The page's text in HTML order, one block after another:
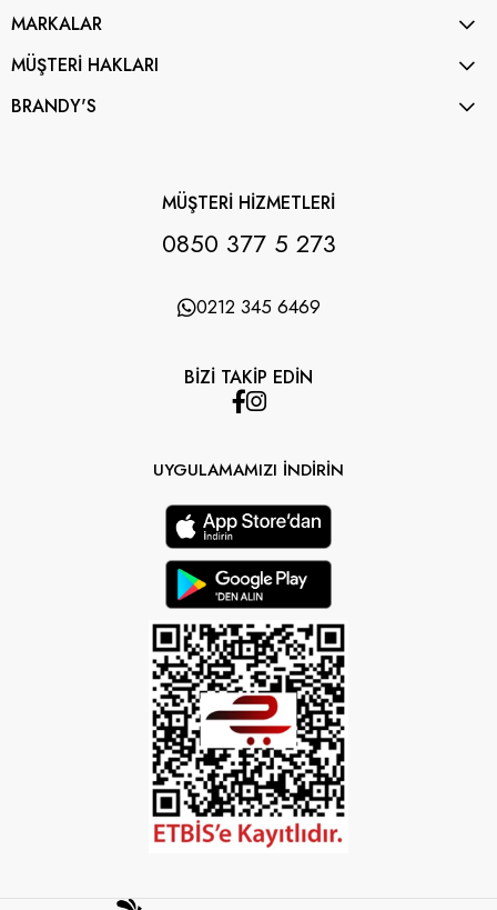
MARKALAR
MÜŞTERİ HAKLARI
BRANDY'S
MÜŞTERİ HİZMETLERİ
0850 377 5 273
0212 345 6469
BİZİ TAKİP EDİN
UYGULAMAMIZI İNDİRİN